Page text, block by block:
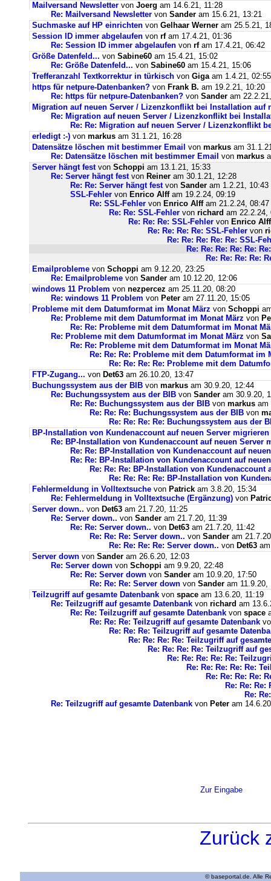
Mailversand Newsletter von Joerg am 14.6.21, 11:28
Re: Mailversand Newsletter von Sander am 15.6.21, 13:21
Suchmaske auf HP einrichten von Gelhaar Werner am 25.5.21,
Session ID immer abgelaufen von rfam 17.4.21, 01:36
Re: Session ID immer abgelaufen von rfam 17.4.21, 06:42
Größe Datenfeld... von Sabine60 am 15.4.21, 15:02
Re: Größe Datenfeld... von Sabine60 am 15.4.21, 15:06
Trefferanzahl Textkorrektur in türkisch von Gigaam 1.4.21, 02:55
https für netpure-Datenbanken? von Frank B. am 19.2.21, 10:20
Re: https für netpure-Datenbanken? von Sander am
Migration auf neuen Server / Lizenzkonflikt bei Installation auf
Re: Migration auf neuen Server / Lizenzkonflikt bei
Re: Re: Migration auf neuen Server / Lizenzkonflikt
erledigt :-) von markus am 31.1.21, 16:28
Datensätze löschen mit bestimmer Email von markus am
Re: Datensätze löschen mit bestimmer Email von markus
Server hängt festvon Schoppi am 13.1.21, 15:33
Re: Server hängt festvon Reiner am 30.1.21, 12:28
Re: Re: Server hängt festvon Sander am 1.2.21, 10:43
SSL-Fehler von Enrico Alffam 19.2.24, 09:19
Re: SSL-Fehler von Enrico Alffam 21.2.24, 08:47
Re: Re: SSL-Fehler von richard am 22.2.24,
Re: Re: Re: SSL-Fehler von Enrico Alff
Re: Re: Re: Re: SSL-Fehler von
Re: Re: Re: Re: Re: SSL-
Re: Re: Re: Re: Re:
Re: Re: Re: Re:
Emailprobleme von Schoppi am 9.12.20, 23:25
Re: Emailprobleme von Sander am 10.12.20, 12:06
windows 11 Problem von nezpercez am 25.11.20, 08:20
Re: windows 11 Problem von Peter am 27.11.20, 15:05
Probleme mit dem Datumformat im Monat März von Schoppi
Re: Probleme mit dem Datumformat im Monat März von
Re: Re: Probleme mit dem Datumformat im Monat
Re: Probleme mit dem Datumformat im Monat März von
Re: Re: Probleme mit dem Datumformat im Monat
Re: Re: Re: Probleme mit dem Datumformat im
Re: Re: Re: Re: Probleme mit dem
FTP-Zugang... von Det63 am 26.10.20, 13:47
Buchungssystem aus der BIB von markus am 30.9.20, 12:44
Re: Buchungssystem aus der BIB von Sander am 30.9.20,
Re: Re: Buchungssystem aus der BIB von markus am
Re: Re: Re: Buchungssystem aus der BIB von
Re: Re: Re: Re: Buchungssystem aus der
BP-Installation von Kundenaccount auf neuen Server migrieren
Re: BP-Installation von Kundenaccount auf neuen Server
Re: Re: BP-Installation von Kundenaccount auf
Re: Re: BP-Installation von Kundenaccount auf
Re: Re: Re: BP-Installation von Kundenaccount
Re: Re: Re: Re: BP-Installation von
Fehlermeldung in Volltextsuche von Patrick am 3.8.20, 15:34
Re: Fehlermeldung in Volltextsuche (Ergänzung) von
Server down.. von Det63 am 21.7.20, 11:25
Re: Server down.. von Sander am 21.7.20, 11:39
Re: Re: Server down.. von Det63 am 21.7.20, 11:42
Re: Re: Re: Server down.. von Sander am
Re: Re: Re: Re: Server down.. von Det63
Server down von Sander am 26.6.20, 12:03
Re: Server down von Schoppi am 9.9.20, 22:48
Re: Re: Server down von Sander am 10.9.20, 17:50
Re: Re: Re: Server down von Sander am 11.9.20,
Teilzugriff auf gesamte Datenbank von space am 13.6.20, 11:19
Re: Teilzugriff auf gesamte Datenbank von richard am
Re: Re: Teilzugriff auf gesamte Datenbank von space
Re: Re: Re: Teilzugriff auf gesamte Datenbank
Re: Re: Re: Teilzugriff auf gesamte
Re: Re: Re: Re: Teilzugriff auf
Re: Re: Re: Re: Teilzugriff auf
Re: Re: Re: Re: Re:
Re: Re: Re: Re: Re:
Re: Re: Re: Re:
Re: Re: Re:
Re:
Re: Teilzugriff auf gesamte Datenbank von Peter am
Zur Eingabe
Zurück
© baseportal.de. Alle